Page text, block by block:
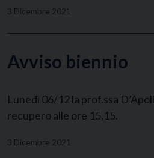
3 Dicembre 2021
Avviso biennio
Lunedì 06/12 la prof.ssa
recupero alle ore 15,15.
3 Dicembre 2021